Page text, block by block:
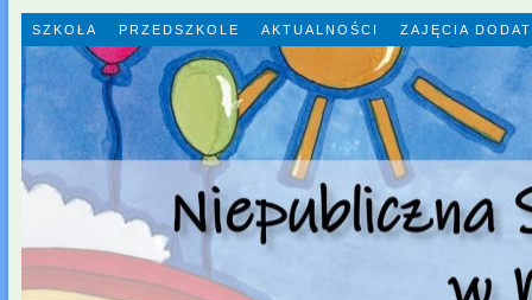
SZKOŁA PRZEDSZKOLE AKTUALNOŚCI ZAJĘCIA